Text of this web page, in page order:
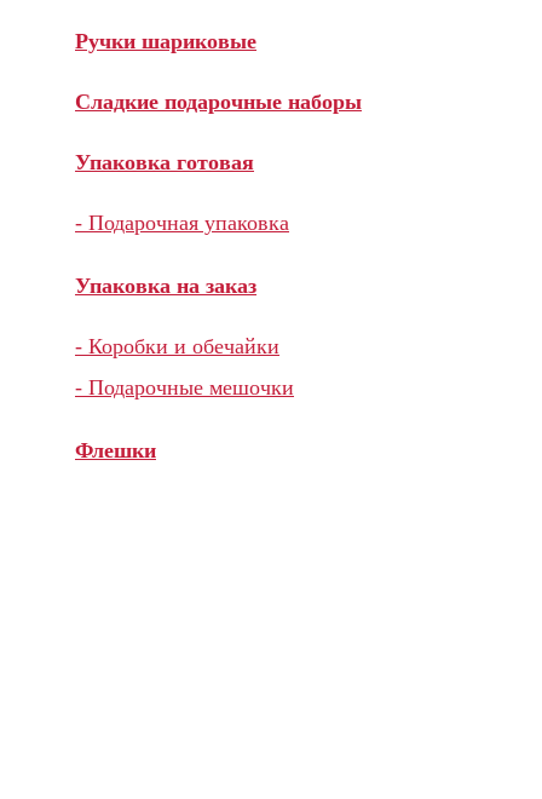
Ручки шариковые
Сладкие подарочные наборы
Упаковка готовая
- Подарочная упаковка
Упаковка на заказ
- Коробки и обечайки
- Подарочные мешочки
Флешки